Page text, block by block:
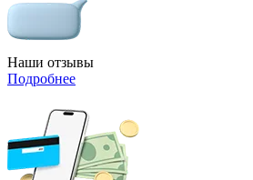
Наши отзывы
Подробнее